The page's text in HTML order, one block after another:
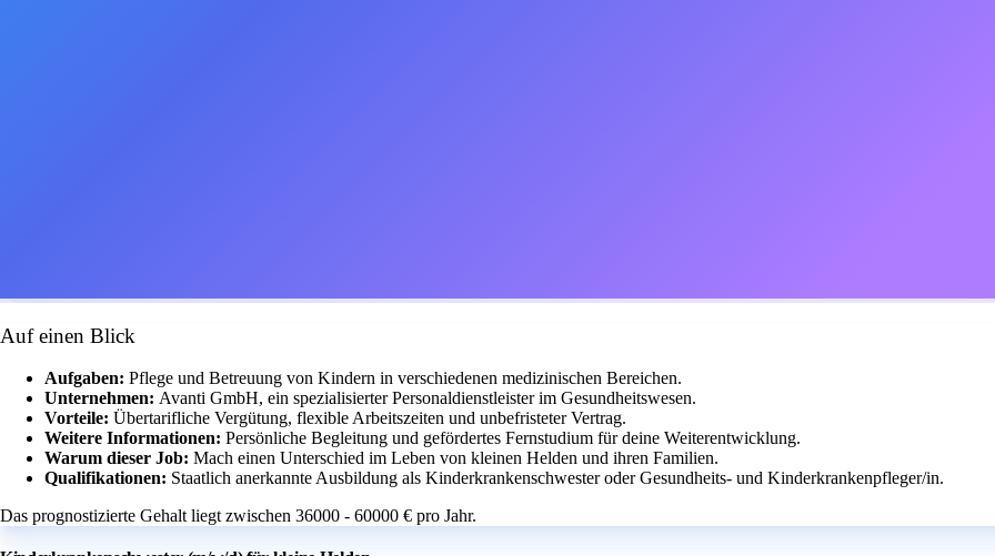
Auf einen Blick
Aufgaben: Pflege und Betreuung von Kindern in verschiedenen medizinischen Bereichen.
Unternehmen: Avanti GmbH, ein spezialisierter Personaldienstleister im Gesundheitswesen.
Vorteile: Übertarifliche Vergütung, flexible Arbeitszeiten und unbefristeter Vertrag.
Weitere Informationen: Persönliche Begleitung und gefördertes Fernstudium für deine Weiterentwicklung.
Warum dieser Job: Mach einen Unterschied im Leben von kleinen Helden und ihren Familien.
Qualifikationen: Staatlich anerkannte Ausbildung als Kinderkrankenschwester oder Gesundheits- und Kinderkrankenpfleger/in.
Das prognostizierte Gehalt liegt zwischen 36000 - 60000 € pro Jahr.